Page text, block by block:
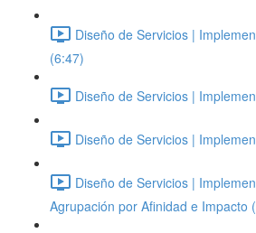
Diseño de Servicios |
(6:47)
Diseño de Servicios |
Diseño de Servicios |
Diseño de Servicios |
Agrupación por Afinidad e Impacto